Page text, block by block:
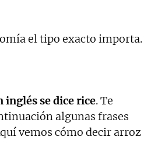
el tipo exacto importa.
inglés se dicerice. Te
algunas frases
vemos cómo decir arroz